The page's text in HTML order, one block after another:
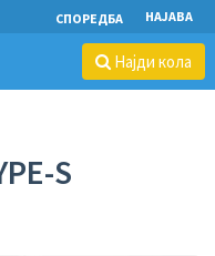
СПОРЕДБА НАЈАВА
Најди кола
S